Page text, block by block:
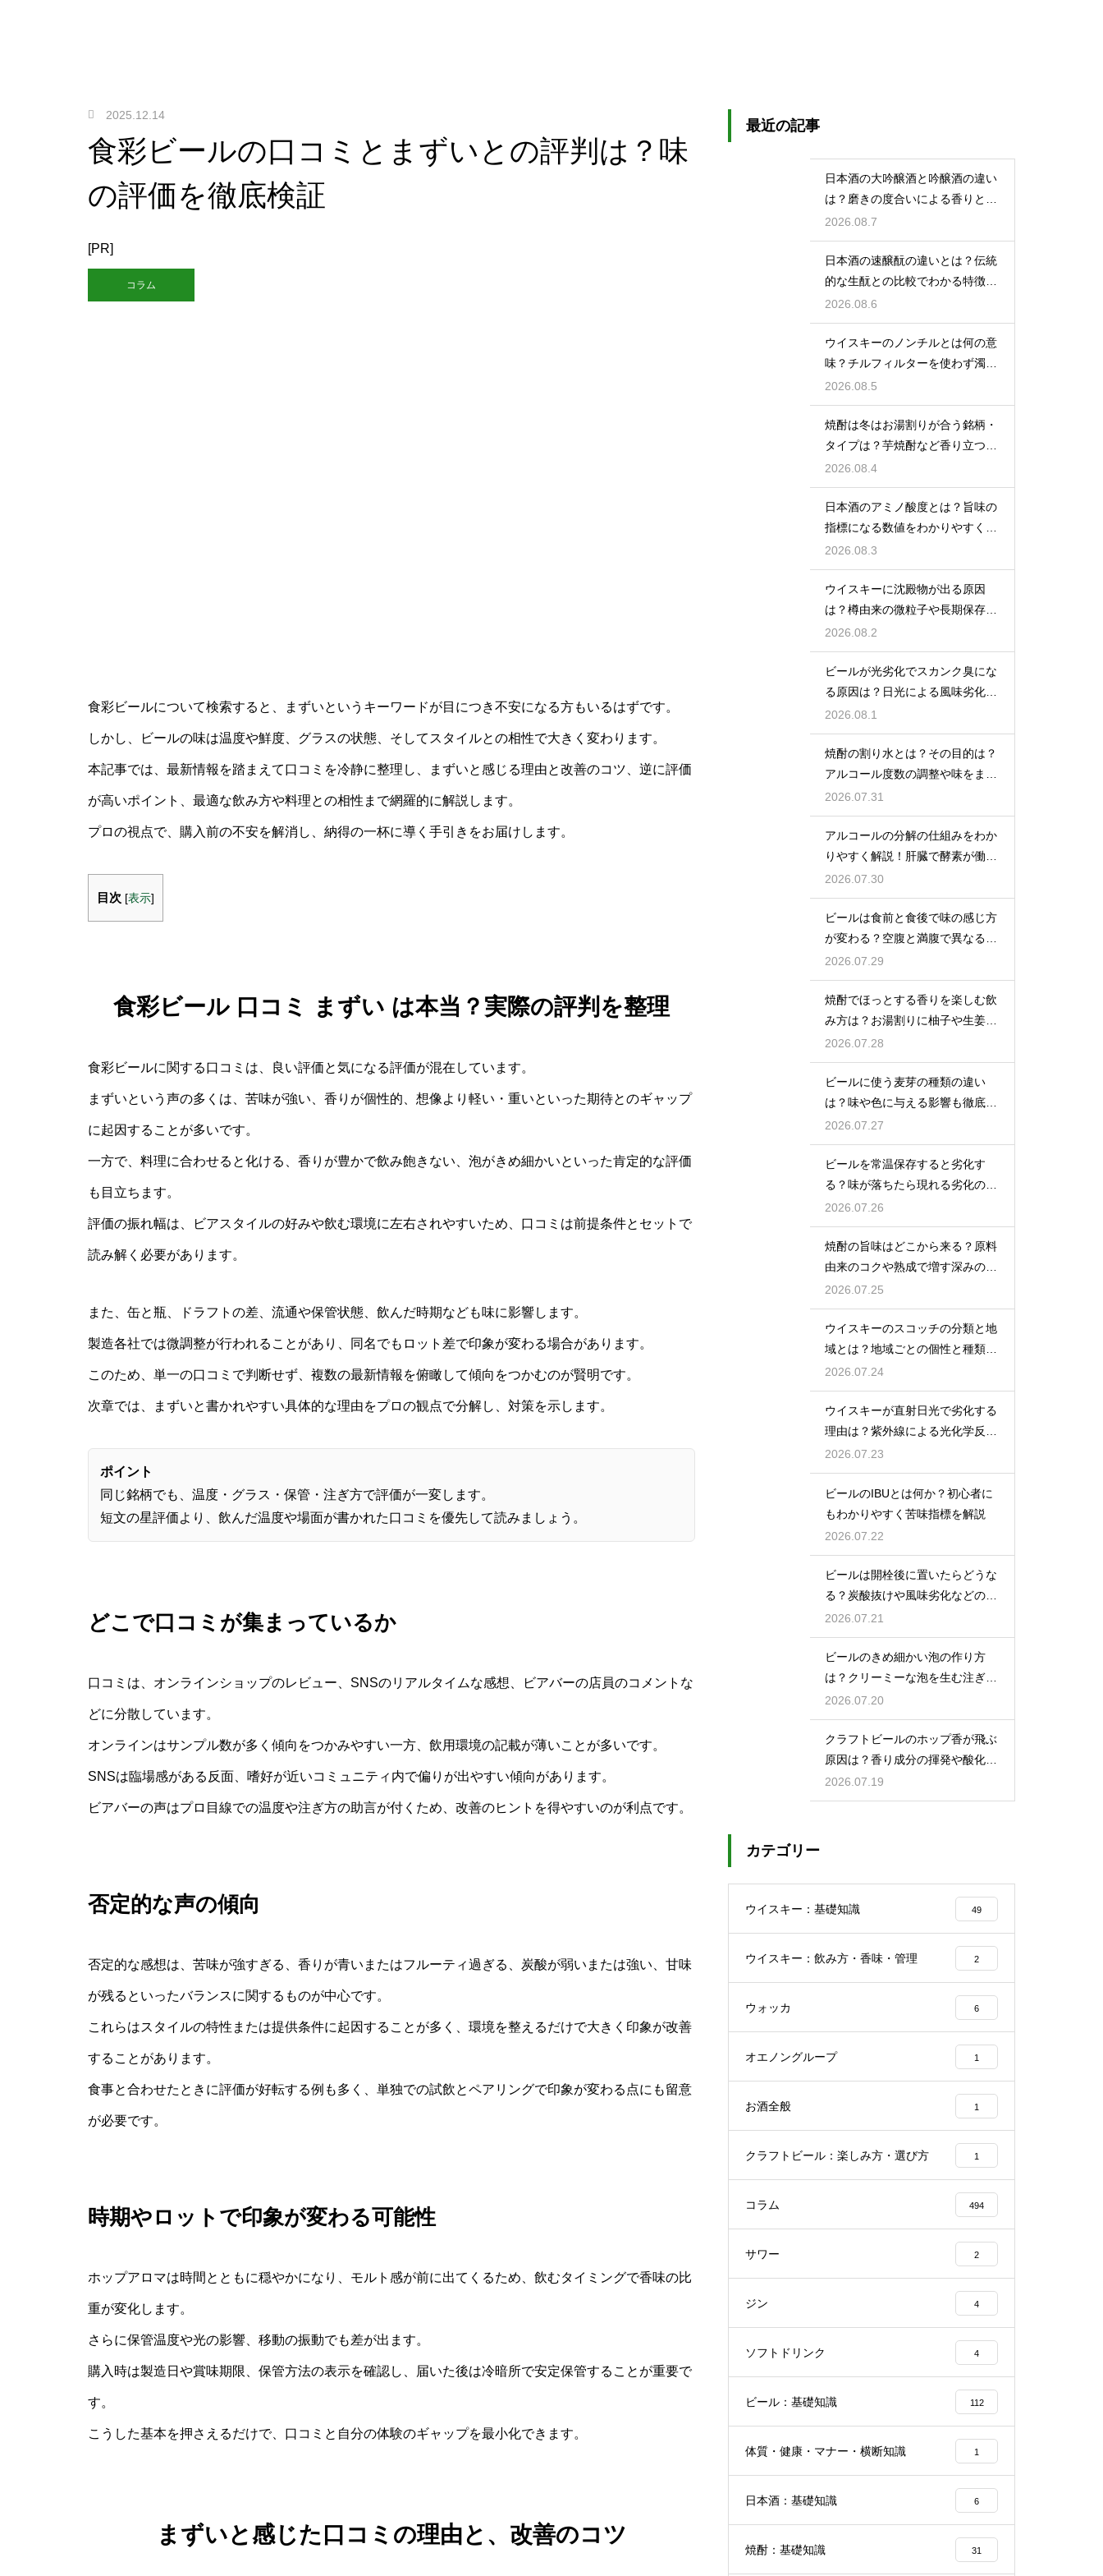
2025.12.14
食彩ビールの口コミとまずいとの評判は？味
の評価を徹底検証
[PR]
コラム
食彩ビールについて検索すると、まずいというキーワードが目につき不安になる方もいるはずです。
しかし、ビールの味は温度や鮮度、グラスの状態、そしてスタイルとの相性で大きく変わります。
本記事では、最新情報を踏まえて口コミを冷静に整理し、まずいと感じる理由と改善のコツ、逆に評価
が高いポイント、最適な飲み方や料理との相性まで網羅的に解説します。
プロの視点で、購入前の不安を解消し、納得の一杯に導く手引きをお届けします。
目次 [表示]
食彩ビール 口コミ まずい は本当？実際の評判を整理
食彩ビールに関する口コミは、良い評価と気になる評価が混在しています。
まずいという声の多くは、苦味が強い、香りが個性的、想像より軽い・重いといった期待とのギャップ
に起因することが多いです。
一方で、料理に合わせると化ける、香りが豊かで飲み飽きない、泡がきめ細かいといった肯定的な評価
も目立ちます。
評価の振れ幅は、ビアスタイルの好みや飲む環境に左右されやすいため、口コミは前提条件とセットで
読み解く必要があります。
また、缶と瓶、ドラフトの差、流通や保管状態、飲んだ時期なども味に影響します。
製造各社では微調整が行われることがあり、同名でもロット差で印象が変わる場合があります。
このため、単一の口コミで判断せず、複数の最新情報を俯瞰して傾向をつかむのが賢明です。
次章では、まずいと書かれやすい具体的な理由をプロの観点で分解し、対策を示します。
ポイント
同じ銘柄でも、温度・グラス・保管・注ぎ方で評価が一変します。
短文の星評価より、飲んだ温度や場面が書かれた口コミを優先して読みましょう。
どこで口コミが集まっているか
口コミは、オンラインショップのレビュー、SNSのリアルタイムな感想、ビアバーの店員のコメントな
どに分散しています。
オンラインはサンプル数が多く傾向をつかみやすい一方、飲用環境の記載が薄いことが多いです。
SNSは臨場感がある反面、嗜好が近いコミュニティ内で偏りが出やすい傾向があります。
ビアバーの声はプロ目線での温度や注ぎ方の助言が付くため、改善のヒントを得やすいのが利点です。
否定的な声の傾向
否定的な感想は、苦味が強すぎる、香りが青いまたはフルーティ過ぎる、炭酸が弱いまたは強い、甘味
が残るといったバランスに関するものが中心です。
これらはスタイルの特性または提供条件に起因することが多く、環境を整えるだけで大きく印象が改善
することがあります。
食事と合わせたときに評価が好転する例も多く、単独での試飲とペアリングで印象が変わる点にも留意
が必要です。
時期やロットで印象が変わる可能性
ホップアロマは時間とともに穏やかになり、モルト感が前に出てくるため、飲むタイミングで香味の比
重が変化します。
さらに保管温度や光の影響、移動の振動でも差が出ます。
購入時は製造日や賞味期限、保管方法の表示を確認し、届いた後は冷暗所で安定保管することが重要で
す。
こうした基本を押さえるだけで、口コミと自分の体験のギャップを最小化できます。
まずいと感じた口コミの理由と、改善のコツ
最近の記事
日本酒の大吟醸酒と吟醸酒の違い
は？磨きの度合いによる香りと味
の差を解説
2026.08.7
日本酒の速醸酛の違いとは？伝統
的な生酛との比較でわかる特徴を
解説
2026.08.6
ウイスキーのノンチルとは何の意
味？チルフィルターを使わず濁り
をあえて残す製法
2026.08.5
焼酎は冬はお湯割りが合う銘柄・
タイプは？芋焼酎など香り立つ本
格焼酎で体が温まる
2026.08.4
日本酒のアミノ酸度とは？旨味の
指標になる数値をわかりやすく解
説
2026.08.3
ウイスキーに沈殿物が出る原因
は？樽由来の微粒子や長期保存で
成分が析出するため
2026.08.2
ビールが光劣化でスカンク臭にな
る原因は？日光による風味劣化を
解説
2026.08.1
焼酎の割り水とは？その目的は？
アルコール度数の調整や味をまろ
やかにする効果を解説
2026.07.31
アルコールの分解の仕組みをわか
りやすく解説！肝臓で酵素が働き
アセトアルデヒドに変化して無害
化
2026.07.30
ビールは食前と食後で味の感じ方
が変わる？空腹と満腹で異なる味
覚の感じ方を解説
2026.07.29
焼酎でほっとする香りを楽しむ飲
み方は？お湯割りに柚子や生姜を
加えてリラックス効果を実感
2026.07.28
ビールに使う麦芽の種類の違い
は？味や色に与える影響も徹底解
説
2026.07.27
ビールを常温保存すると劣化す
る？味が落ちたら現れる劣化のサ
インを解説
2026.07.26
焼酎の旨味はどこから来る？原料
由来のコクや熟成で増す深みの秘
密を解説
2026.07.25
ウイスキーのスコッチの分類と地
域とは？地域ごとの個性と種類を
解説
2026.07.24
ウイスキーが直射日光で劣化する
理由は？紫外線による光化学反応
で風味が損なわれるため
2026.07.23
ビールのIBUとは何か？初心者に
もわかりやすく苦味指標を解説
2026.07.22
ビールは開栓後に置いたらどうな
る？炭酸抜けや風味劣化などの影
響を解説
2026.07.21
ビールのきめ細かい泡の作り方
は？クリーミーな泡を生む注ぎ方
のコツ
2026.07.20
クラフトビールのホップ香が飛ぶ
原因は？香り成分の揮発や酸化で
失われる理由を解説
2026.07.19
カテゴリー
ウイスキー：基礎知識 49
ウイスキー：飲み方・香味・管理 2
ウォッカ 6
オエノングループ 1
お酒全般 1
クラフトビール：楽しみ方・選び方 1
コラム 494
サワー 2
ジン 4
ソフトドリンク 4
ビール：基礎知識 112
体質・健康・マナー・横断知識 1
日本酒：基礎知識 6
焼酎：基礎知識 31